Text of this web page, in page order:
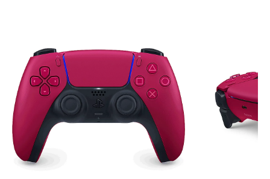
DualSense®
Cosmic
Red